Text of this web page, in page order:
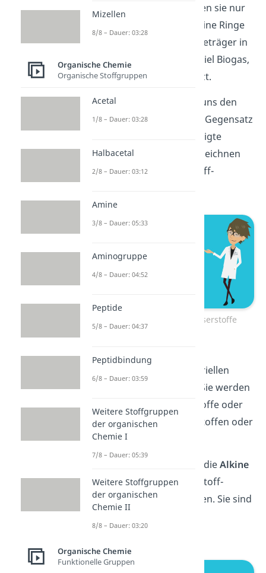
Wasserstoff. Zudem weisen sie nur
Einfachbindungen und keine Ringe
auf. Sie werden als Energieträger in
Gemischen wie zum Beispiel Biogas,
Benzin oder Heizöl benutzt.
Als nächstes wenden wir uns den
Alkenenzu. Diese sind im Gegensatz
zu den Alkanen UN-gesättigte
Kohlenwasserstoffe und zeichnen
sich durch eine Kohlenstoff-
Ungesättigte Kohlenwasserstoffe
Basisprodukte der industriellen
chemischen Chemie dar. Sie werden
beispielsweise als Treibstoffe oder
zur Herstellung von Kunstoffen oder
Waschmittel eingesetzt.
Als drittes betrachten wir dieAlkine
genauer, die eine Kohlenstoff-
Dreifachbindung aufweisen. Sie sind
Kohlenwasserstoffe.
Mizellen
8/8 – Dauer: 03:28
Organische Chemie
Organische Stoffgruppen
Acetal
1/8 – Dauer: 03:28
Halbacetal
2/8 – Dauer: 03:12
Amine
3/8 – Dauer: 05:33
Aminogruppe
4/8 – Dauer: 04:52
Peptide
5/8 – Dauer: 04:37
Peptidbindung
6/8 – Dauer: 03:59
Weitere Stoffgruppen
der organischen
Chemie I
7/8 – Dauer: 05:39
Weitere Stoffgruppen
der organischen
Chemie II
8/8 – Dauer: 03:20
Organische Chemie
Funktionelle Gruppen